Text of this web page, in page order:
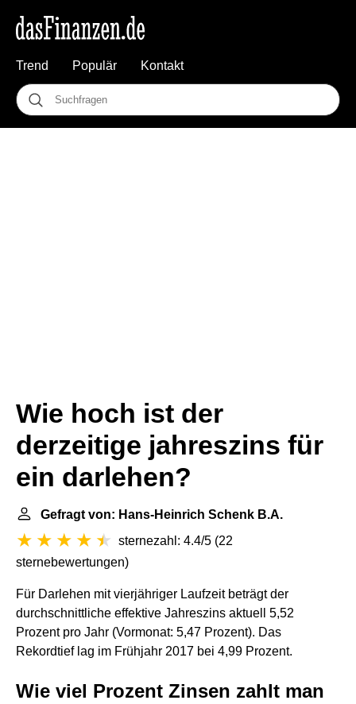
Trend Populär Kontakt
Wie hoch ist der
derzeitige jahreszins für
ein darlehen?
Gefragt von: Hans-Heinrich Schenk B.A.
sternezahl: 4.4/5 (22
sternebewertungen)
Für Darlehen mit vierjähriger Laufzeit beträgt der
durchschnittliche effektive Jahreszins aktuell 5,52
Prozent pro Jahr (Vormonat: 5,47 Prozent). Das
Rekordtief lag im Frühjahr 2017 bei 4,99 Prozent.
Wie viel Prozent Zinsen zahlt man